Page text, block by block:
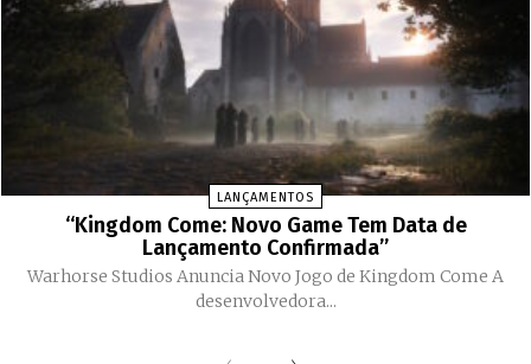
LANÇAMENTOS
“Kingdom Come: Novo Game Tem Data de
Lançamento Confirmada”
Warhorse Studios Anuncia Novo Jogo de Kingdom Come A
desenvolvedora...